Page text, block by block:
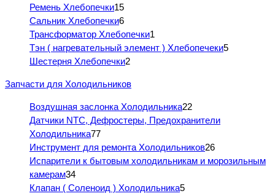
Ремень Хлебопечки15
Сальник Хлебопечки6
Трансформатор Хлебопечки1
Тэн ( нагревательный элемент ) Хлебопечеки5
Шестерня Хлебопечки2
Запчасти для Холодильников
Воздушная заслонка Холодильника22
Датчики NTC, Дефростеры, Предохранители
Холодильника77
Инструмент для ремонта Холодильников26
Испарители к бытовым холодильникам и морозильным
камерам34
Клапан ( Соленоид ) Холодильника5